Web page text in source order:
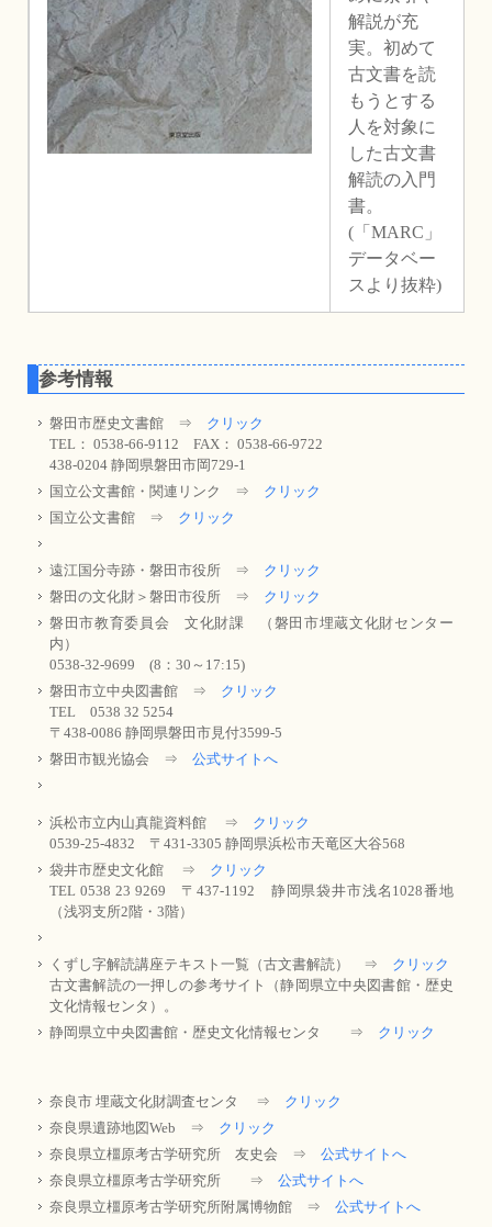
解説が充
実。初めて
古文書を読
もうとする
人を対象に
した古文書
解読の入門
書。
(「MARC」
データベー
スより抜粋)
参考情報
磐田市歴史文書館 ⇒ クリック
TEL： 0538-66-9112 FAX： 0538-66-9722
438-0204 静岡県磐田市岡729-1
国立公文書館・関連リンク ⇒ クリック
国立公文書館 ⇒ クリック
遠江国分寺跡・磐田市役所 ⇒ クリック
磐田の文化財＞磐田市役所 ⇒ クリック
磐田市教育委員会 文化財課 （磐田市埋蔵文化財センター
内）
0538-32-9699 (8：30～17:15)
磐田市立中央図書館 ⇒ クリック
TEL 0538 32 5254
〒438-0086 静岡県磐田市見付3599-5
磐田市観光協会 ⇒ 公式サイトへ
浜松市立内山真龍資料館 ⇒ クリック
0539-25-4832 〒431-3305 静岡県浜松市天竜区大谷568
袋井市歴史文化館 ⇒ クリック
TEL 0538 23 9269 〒437-1192 静岡県袋井市浅名1028番地
（浅羽支所2階・3階）
くずし字解読講座テキスト一覧（古文書解読） ⇒ クリック
古文書解読の一押しの参考サイト（静岡県立中央図書館・歴史
文化情報センタ）。
静岡県立中央図書館・歴史文化情報センタ ⇒ クリック
奈良市 埋蔵文化財調査センタ ⇒ クリック
奈良県遺跡地図Web ⇒ クリック
奈良県立橿原考古学研究所 友史会 ⇒ 公式サイトへ
奈良県立橿原考古学研究所 ⇒ 公式サイトへ
奈良県立橿原考古学研究所附属博物館 ⇒ 公式サイトへ